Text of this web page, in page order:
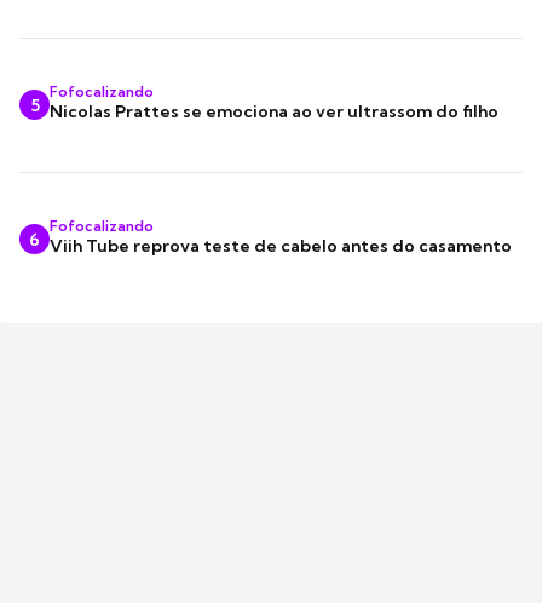
5
Fofocalizando
Nicolas Prattes se emociona ao ver ultrassom do filho
6
Fofocalizando
Viih Tube reprova teste de cabelo antes do casamento